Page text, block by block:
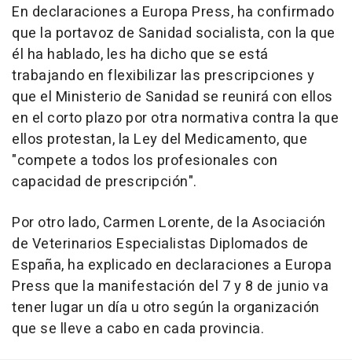
En declaraciones a Europa Press, ha confirmado
que la portavoz de Sanidad socialista, con la que
él ha hablado, les ha dicho que se está
trabajando en flexibilizar las prescripciones y
que el Ministerio de Sanidad se reunirá con ellos
en el corto plazo por otra normativa contra la que
ellos protestan, la Ley del Medicamento, que
"compete a todos los profesionales con
capacidad de prescripción".
Por otro lado, Carmen Lorente, de la Asociación
de Veterinarios Especialistas Diplomados de
España, ha explicado en declaraciones a Europa
Press que la manifestación del 7 y 8 de junio va
tener lugar un día u otro según la organización
que se lleve a cabo en cada provincia.